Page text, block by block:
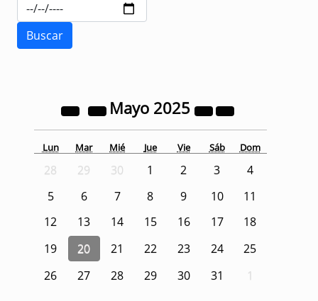
Mayo 2025
Lun Mar Mié Jue Vie Sáb Dom
28 29 30 1 2 3
4
5
6 7 8 9 10
11
12
13 14 15 16 17
18
19
20 21 22 23 24
25
26
27 28 29 30 31 1